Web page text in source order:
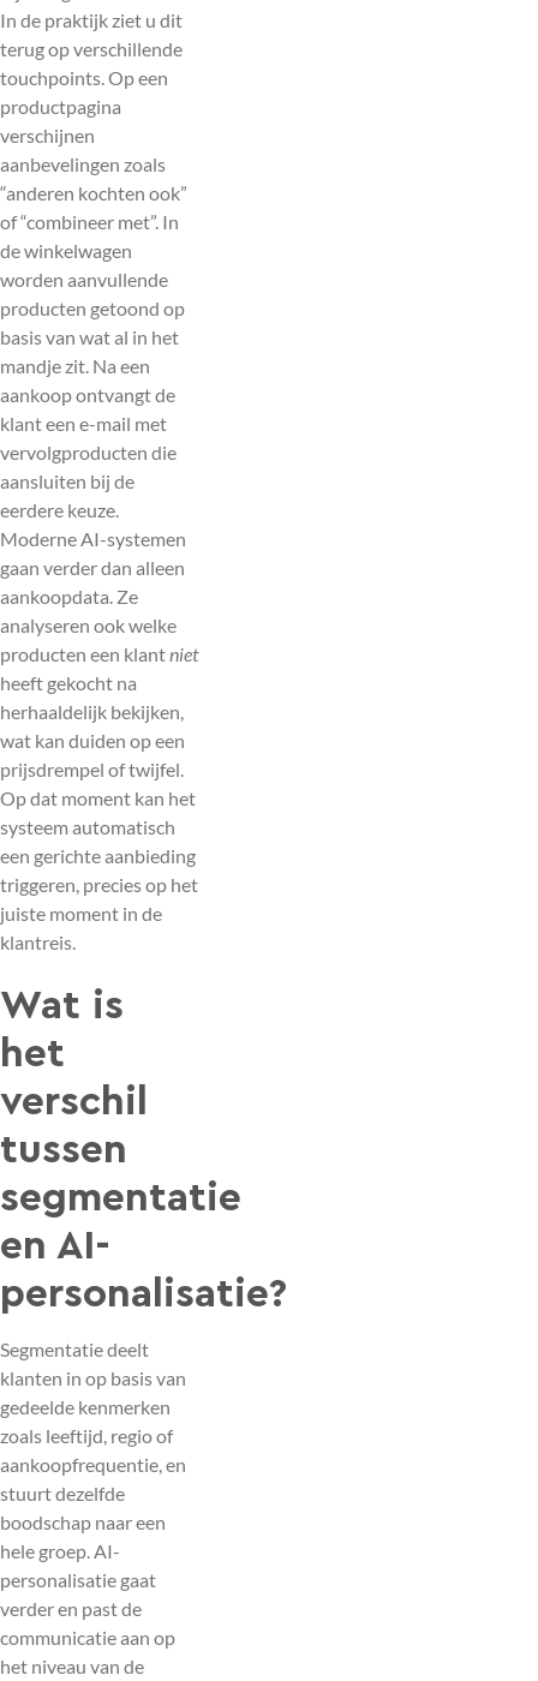
In de praktijk ziet u dit
terug op verschillende
touchpoints. Op een
productpagina
verschijnen
aanbevelingen zoals
“anderen kochten ook”
of “combineer met”. In
de winkelwagen
worden aanvullende
producten getoond op
basis van wat al in het
mandje zit. Na een
aankoop ontvangt de
klant een e-mail met
vervolgproducten die
aansluiten bij de
eerdere keuze.
Moderne AI-systemen
gaan verder dan alleen
aankoopdata. Ze
analyseren ook welke
producten een klantniet
heeft gekocht na
herhaaldelijk bekijken,
wat kan duiden op een
prijsdrempel of twijfel.
Op dat moment kan het
systeem automatisch
een gerichte aanbieding
triggeren, precies op het
juiste moment in de
klantreis.
Wat is
het
verschil
tussen
segmentatie
en AI-
personalisatie?
Segmentatie deelt
klanten in op basis van
gedeelde kenmerken
zoals leeftijd, regio of
aankoopfrequentie, en
stuurt dezelfde
boodschap naar een
hele groep. AI-
personalisatie gaat
verder en past de
communicatie aan op
het niveau van de